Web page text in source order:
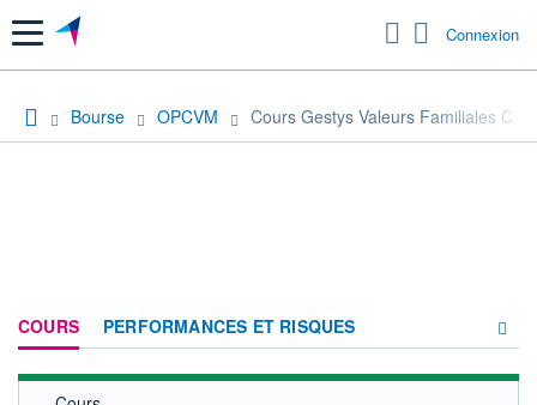
Menu Connexion
Bourse OPCVM Cours Gestys Valeurs Familiales C
COURS PERFORMANCES ET RISQUES